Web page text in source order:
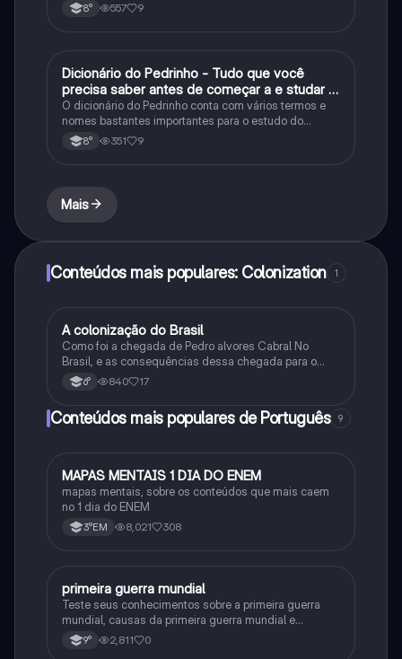
8° 557 9
História
Dicionário do Pedrinho - Tudo que você
precisa saber antes de começar a e studar o
segundo reinado!
O dicionário do Pedrinho conta com vários termos e
nomes bastantes importantes para o estudo do
segundo reinado e muito mais.
8° 351 9
Mais
Conteúdos mais populares: Colonization 1
História
A colonização do Brasil
Como foi a chegada de Pedro alvores Cabral No
Brasil, e as consequências dessa chegada para o
Brasil na época.
6° 840 17
Conteúdos mais populares de Português 9
Português
MAPAS MENTAIS 1 DIA DO ENEM
mapas mentais, sobre os conteúdos que mais caem
no 1 dia do ENEM
3°EM 8,021 308
História
primeira guerra mundial
Teste seus conhecimentos sobre a primeira guerra
mundial, causas da primeira guerra mundial e
consequências da Primeira Guerra Mundial, fases da
primeira guerra mundial
9° 2,811 0